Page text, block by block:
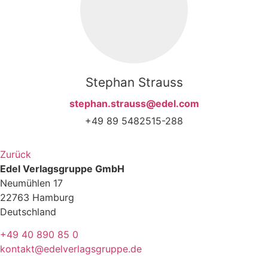
Stephan Strauss
stephan.strauss@edel.com
+49 89 5482515-288
Zurück
Edel Verlagsgruppe GmbH
Neumühlen 17
22763 Hamburg
Deutschland
+49 40 890 85 0
kontakt@edelverlagsgruppe.de